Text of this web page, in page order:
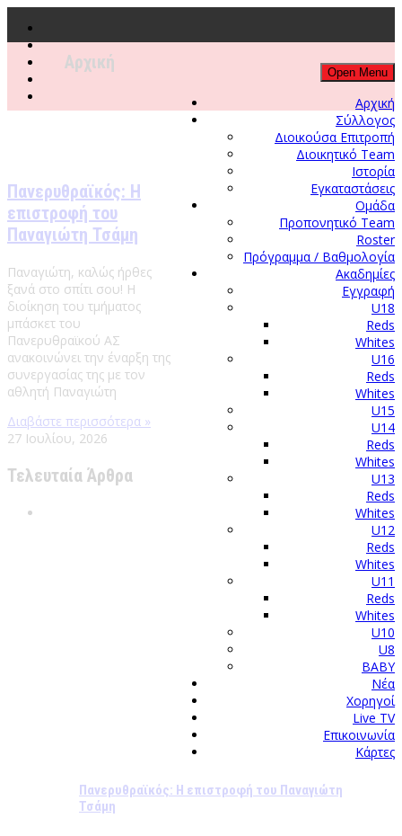
Open Menu
Αρχική
Σύλλογος
Διοικούσα Επιτροπή
Διοικητικό Τeam
Ιστορία
Εγκαταστάσεις
Ομάδα
Προπονητικό Team
Roster
Πρόγραμμα / Βαθμολογία
Ακαδημίες
Εγγραφή
U18
Reds
Whites
U16
Reds
Whites
U15
U14
Reds
Whites
U13
Reds
Whites
U12
Reds
Whites
U11
Reds
Whites
U10
U8
BABY
Νέα
Χορηγοί
Live TV
Επικοινωνία
Κάρτες
Αρχική
Πανερυθραϊκός: Η
επιστροφή του
Παναγιώτη Τσάμη
Παναγιώτη, καλώς ήρθες
ξανά στο σπίτι σου! Η
διοίκηση του τμήματος
μπάσκετ του
Πανερυθραϊκού ΑΣ
ανακοινώνει την έναρξη της
συνεργασίας της με τον
αθλητή Παναγιώτη
Διαβάστε περισσότερα »
27 Ιουλίου, 2026
Τελευταία Άρθρα
Πανερυθραϊκός: Η επιστροφή του Παναγιώτη
Τσάμη